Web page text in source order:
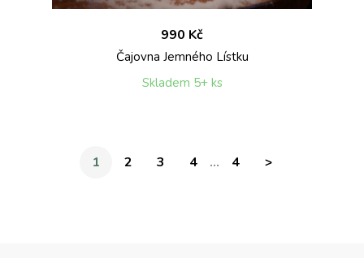
990 Kč
Čajovna Jemného Lístku
Skladem 5+ ks
1 2 3 4 ... 4 >